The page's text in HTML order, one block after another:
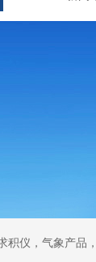
仪，气象产品